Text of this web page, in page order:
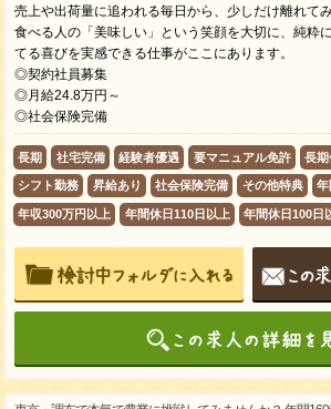
売上や出荷量に追われる毎日から、少しだけ離れてみ
食べる人の「美味しい」という笑顔を大切に、純粋
てる喜びを実感できる仕事がここにあります。
◎契約社員募集
◎月給24.8万円～
◎社会保険完備
長期 社宅完備 経験者優遇 要マニュアル免許 長期
シフト勤務 昇給あり 社会保険完備 その他特典 年
年収300万円以上 年間休日110日以上 年間休日100日